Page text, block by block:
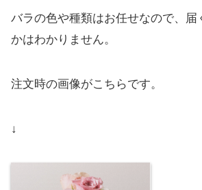
バラの色や種類はお任せなので、届
かはわかりません。
注文時の画像がこちらです。
↓